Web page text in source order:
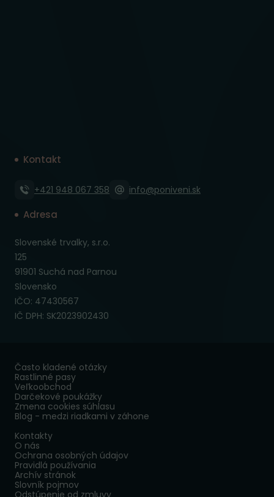
Kontakt
+421 948 067 358 info@poniveni.sk
Adresa
Slovenské trvalky, s.r.o.
125
91901 Suchá nad Parnou
Slovensko
IČO: 47430567
IČ DPH: SK2023902430
Často kladené otázky
Rastlinné pasy
Veľkoobchod
Darčekové poukážky
Zmena cookies súhlasu
Blog - medzi riadkami v záhone
Kontakty
O nás
Ochrana osobných údajov
Pravidlá používania
Archív stránok
Slovník pojmov